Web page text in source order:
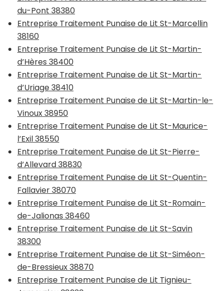
du-Pont 38380
Entreprise Traitement Punaise de Lit St-Marcellin
38160
Entreprise Traitement Punaise de Lit St-Martin-
d’Hères 38400
Entreprise Traitement Punaise de Lit St-Martin-
d’Uriage 38410
Entreprise Traitement Punaise de Lit St-Martin-le-
Vinoux 38950
Entreprise Traitement Punaise de Lit St-Maurice-
l’Exil 38550
Entreprise Traitement Punaise de Lit St-Pierre-
d’Allevard 38830
Entreprise Traitement Punaise de Lit St-Quentin-
Fallavier 38070
Entreprise Traitement Punaise de Lit St-Romain-
de-Jalionas 38460
Entreprise Traitement Punaise de Lit St-Savin
38300
Entreprise Traitement Punaise de Lit St-Siméon-
de-Bressieux 38870
Entreprise Traitement Punaise de Lit Tignieu-